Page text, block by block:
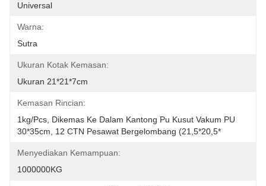
Universal
Warna:
Sutra
Ukuran Kotak Kemasan:
Ukuran 21*21*7cm
Kemasan Rincian:
1kg/pcs, Dikemas Ke Dalam Kantong Pu Kusut Vakum PU
30*35cm, 12 CTN Pesawat Bergelombang (21,5*20,5*
Menyediakan Kemampuan:
1000000KG